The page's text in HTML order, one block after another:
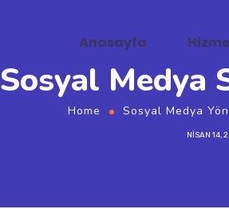
Anasayfa
Sosyal Medya
Home Sosyal Medya
NISAN 14,